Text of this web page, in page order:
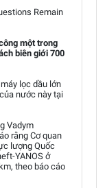
Remain
một trong
biên giới 700
lọc dầu lớn
nước này tại
Vadym
rằng Cơ quan
lượng Quốc
YANOS ở
theo báo cáo